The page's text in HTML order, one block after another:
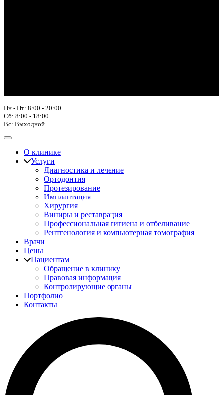
Пн - Пт: 8:00 - 20:00
Сб: 8:00 - 18:00
Вс: Выходной
О клинике
Услуги
Диагностика и лечение
Ортодонтия
Протезирование
Имплантация
Хирургия
Виниры и реставрация
Профессиональная гигиена и отбеливание
Рентгенология и компьютерная томография
Врачи
Цены
Пациентам
Обращение в клинику
Правовая информация
Контролирующие органы
Портфолио
Контакты